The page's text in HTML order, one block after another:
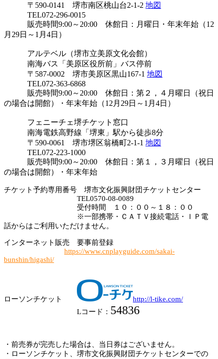
〒590-0141 堺市南区桃山台2-1-2 地図
TEL072-296-0015
販売時間9:00～20:00 休館日：月曜日・年末年始（12
月29日～1月4日）
アルテベル（堺市立美原文化会館）
南海バス「美原区役所前」バス停前
〒587-0002 堺市美原区黒山167-1 地図
TEL072-363-6868
販売時間9:00～20:00 休館日：第２，４月曜日（祝日
の場合は開館）・年末年始（12月29日～1月4日）
フェニーチェ堺チケット窓口
南海電鉄高野線「堺東」駅から徒歩8分
〒590-0061 堺市堺区翁橋町2-1-1 地図
TEL072-223-1000
販売時間9:00～20:00 休館日：第１，３月曜日（祝日
の場合は開館）・年末年始
チケット予約専用番号 堺市文化振興財団チケットセンター
TEL0570-08-0089
受付時間 １０：００～１８：００
※一部携帯・ＣＡＴＶ接続電話・ＩＰ電
話からはご利用いただけません。
インターネット販売 要事前登録
https://www.cnplayguide.com/sakai-
bunshin/higashi/
ローソンチケット
http://l-tike.com/
Lコード： 54836
・前売券が完売した場合は、当日券はございません。
・ローソンチケット、堺市文化振興財団チケットセンターでの